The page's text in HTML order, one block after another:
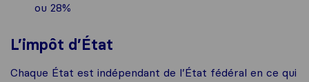
ou 28%
L’impôt d’État
Chaque État est indépendant de l’État fédéral en ce qui